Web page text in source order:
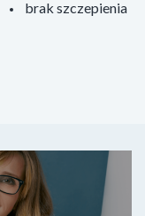
brak szczepienia